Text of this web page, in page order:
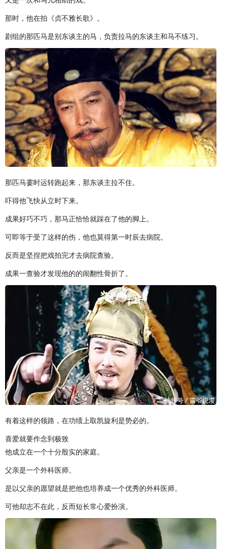
那时，他在拍《贞不雅长歌》。
剧组的那匹马是别东谈主的马，负责拉马的东谈主和马不练习。
那匹马霎时运转跑起来，那东谈主拉不住。
吓得他飞快从立时下来。
成果好巧不巧，那马正恰恰就踩在了他的脚上。
可即等于受了这样的伤，他也莫得第一时辰去病院。
反而是坚捏把戏拍完才去病院查验。
成果一查验才发现他的的闹翻性骨折了。
有着这样的领路，在功绩上取凯旋利是势必的。
喜爱就要作念到极致
他成立在一个十分殷实的家庭。
父亲是一个外科医师。
是以父亲的愿望就是把他也培养成一个优秀的外科医师。
可他却志不在此，反而短长常心爱扮演。